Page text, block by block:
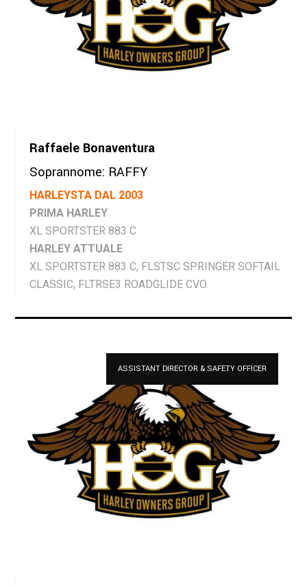
Raffaele Bonaventura
Soprannome: RAFFY
HARLEYSTA DAL 2003
PRIMA HARLEY
XL SPORTSTER 883 C
HARLEY ATTUALE
XL SPORTSTER 883 C, FLSTSC SPRINGER SOFTAIL
CLASSIC, FLTRSE3 ROADGLIDE CVO.